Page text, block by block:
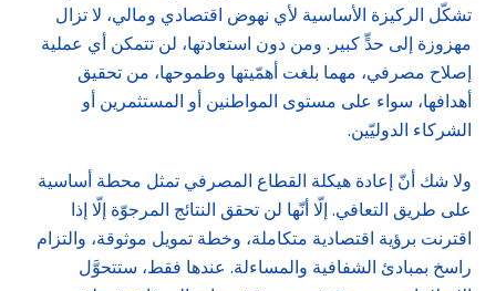
تشكّل الركيزة الأساسية لأي نهوض اقتصادي ومالي، لا تزال
مهزوزة إلى حدٍّ كبير. ومن دون استعادتها، لن تتمكن أي عملية
إصلاح مصرفي، مهما بلغت أهمّيتها وطموحها، من تحقيق
أهدافها، سواء على مستوى المواطنين أو المستثمرين أو
الشركاء الدوليّين.
ولا شك أنّ إعادة هيكلة القطاع المصرفي تمثل محطة أساسية
على طريق التعافي. إلّا أنّها لن تحقق النتائج المرجوّة إلّا إذا
اقترنت برؤية اقتصادية متكاملة، وخطة تمويل موثوقة، والتزام
راسخ بمبادئ الشفافية والمساءلة. عندها فقط، ستتحوَّل